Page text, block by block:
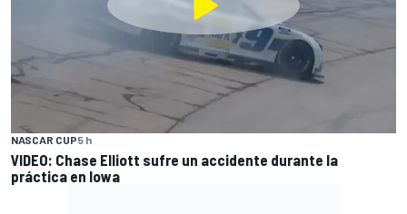
NASCAR CUP5 h
VIDEO: Chase Elliott sufre un accidente durante la
práctica en Iowa